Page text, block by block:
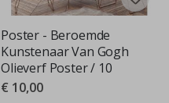
Poster - Beroemde
Kunstenaar Van Gogh
Olieverf Poster / 10
€ 10,00